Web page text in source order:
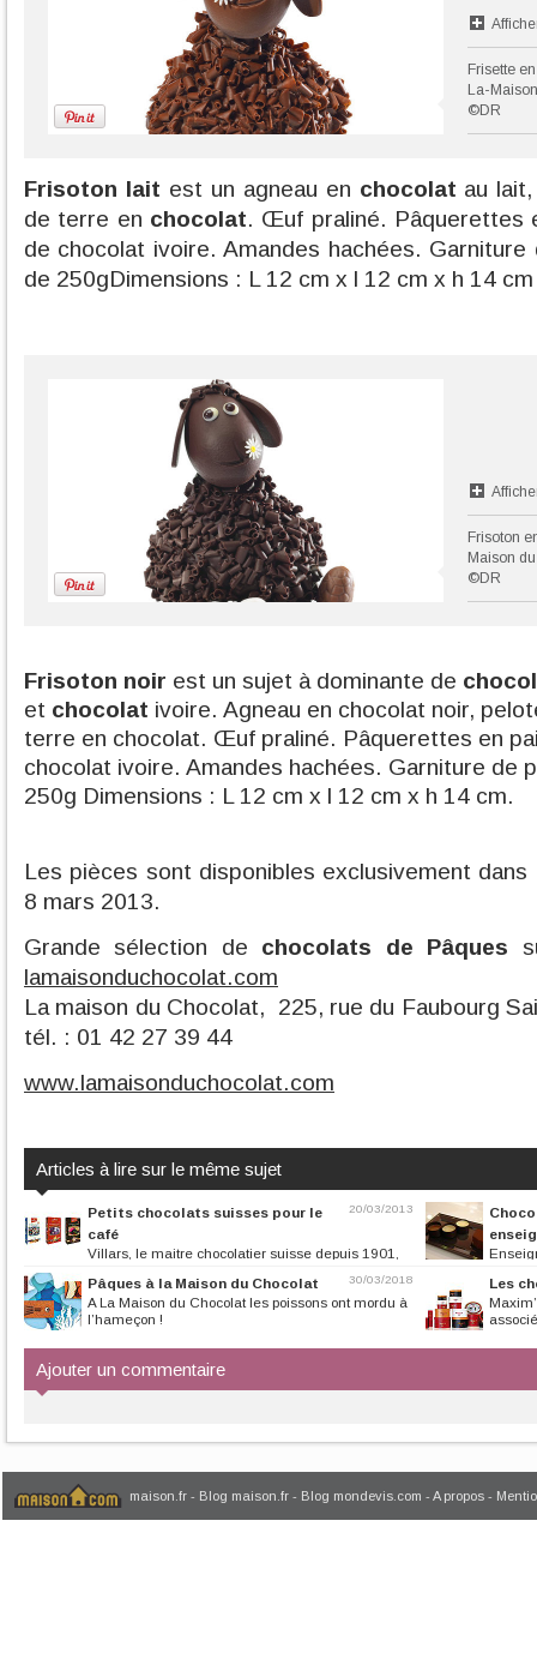
Frisette
La-
©DR
Frisoton lait est un agneau en chocolat au
de terre en chocolat. Œuf praliné. Pâquerettes
de chocolat ivoire. Amandes hachées.
de 250gDimensions : L 12 cm x l 12 cm x h 14 cm
Frisoton
Maison
©DR
Frisoton noir est un sujet à dominante de
et chocolat ivoire. Agneau en chocolat noir,
terre en chocolat. Œuf praliné. Pâquerettes en
chocolat ivoire. Amandes hachées. Garniture de
250g Dimensions : L 12 cm x l 12 cm x h 14 cm.
Les pièces sont disponibles exclusivement
8 mars 2013.
Grande sélection de chocolats de Pâques
lamaisonduchocolat.com
La maison du Chocolat, 225, rue du Faubourg
tél. : 01 42 27 39 44
www.lamaisonduchocolat.com
Articles à lire sur le même sujet
20/03/2013
Petits chocolats suisses pour le
café
Villars, le maitre chocolatier suisse depuis 1901,
lance des 4 étuis gourmands,...
30/03/2018
Pâques à la Maison du Chocolat
A La Maison du Chocolat les poissons ont mordu à
l’hameçon !
Les
Ajouter un commentaire
maison.fr - Blog maison.fr - Blog mondevis.com - A propos -